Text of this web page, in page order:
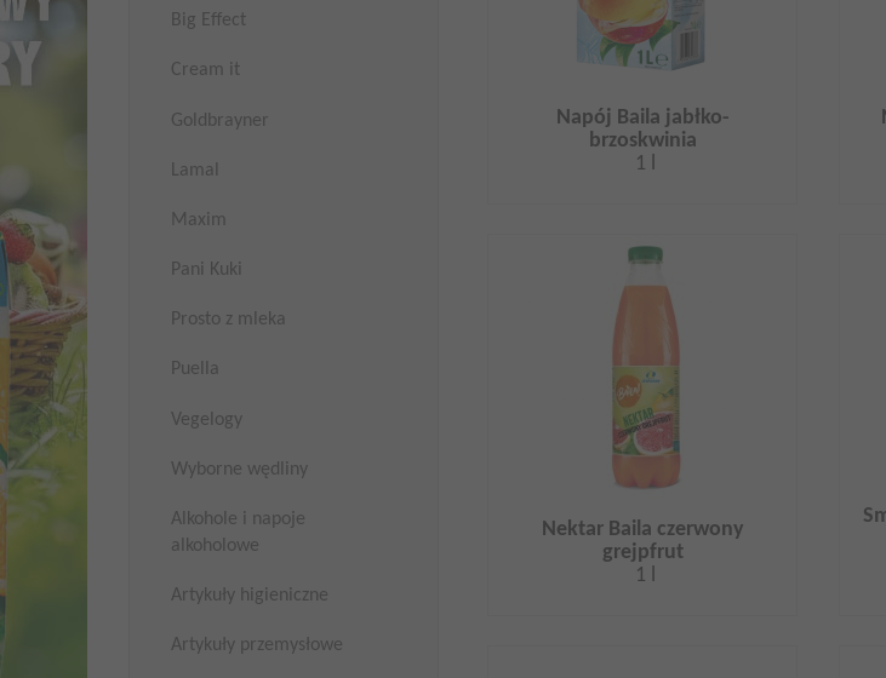
Big Effect
Cream it
Goldbrayner
Lamal
Maxim
Pani Kuki
Prosto z mleka
Puella
Vegelogy
Wyborne wędliny
Alkohole i napoje
alkoholowe
Artykuły higieniczne
Artykuły przemysłowe
Napój Baila jabłko-
brzoskwinia
1 l
Nektar Baila czerwony
grejpfrut
1 l